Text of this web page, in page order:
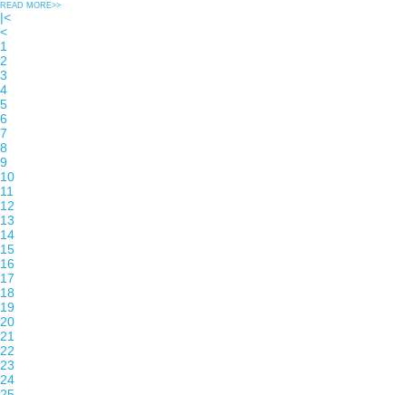
READ MORE>>
|<
<
1
2
3
4
5
6
7
8
9
10
11
12
13
14
15
16
17
18
19
20
21
22
23
24